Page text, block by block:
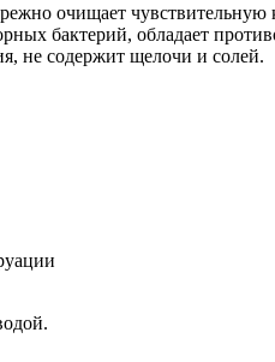
очищает
бактерий, обладает
не содержит щелочи и солей.